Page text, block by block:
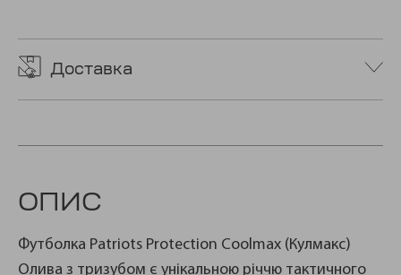
Доставка
ОПИС
Футболка Patriots Protection Coolmax (Кулмакс)
Олива з тризубом є унікальною річчю тактичного